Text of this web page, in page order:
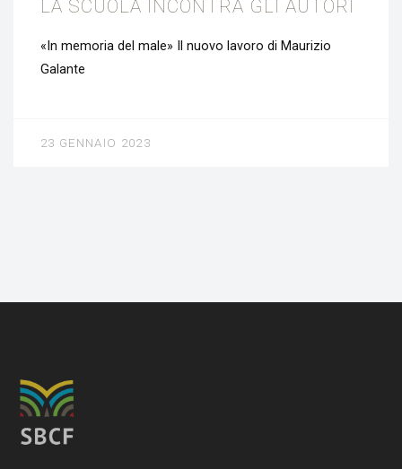
LA SCUOLA INCONTRA GLI AUTORI
«In memoria del male» Il nuovo lavoro di Maurizio
Galante
23 GENNAIO 2023